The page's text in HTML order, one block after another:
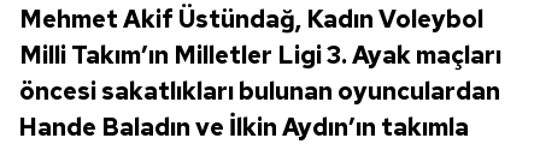
Mehmet Akif Üstündağ, Kadın Voleybol
Milli Takım’ın Milletler Ligi 3. Ayak maçları
öncesi sakatlıkları bulunan oyunculardan
Hande Baladın ve İlkin Aydın’ın takımla